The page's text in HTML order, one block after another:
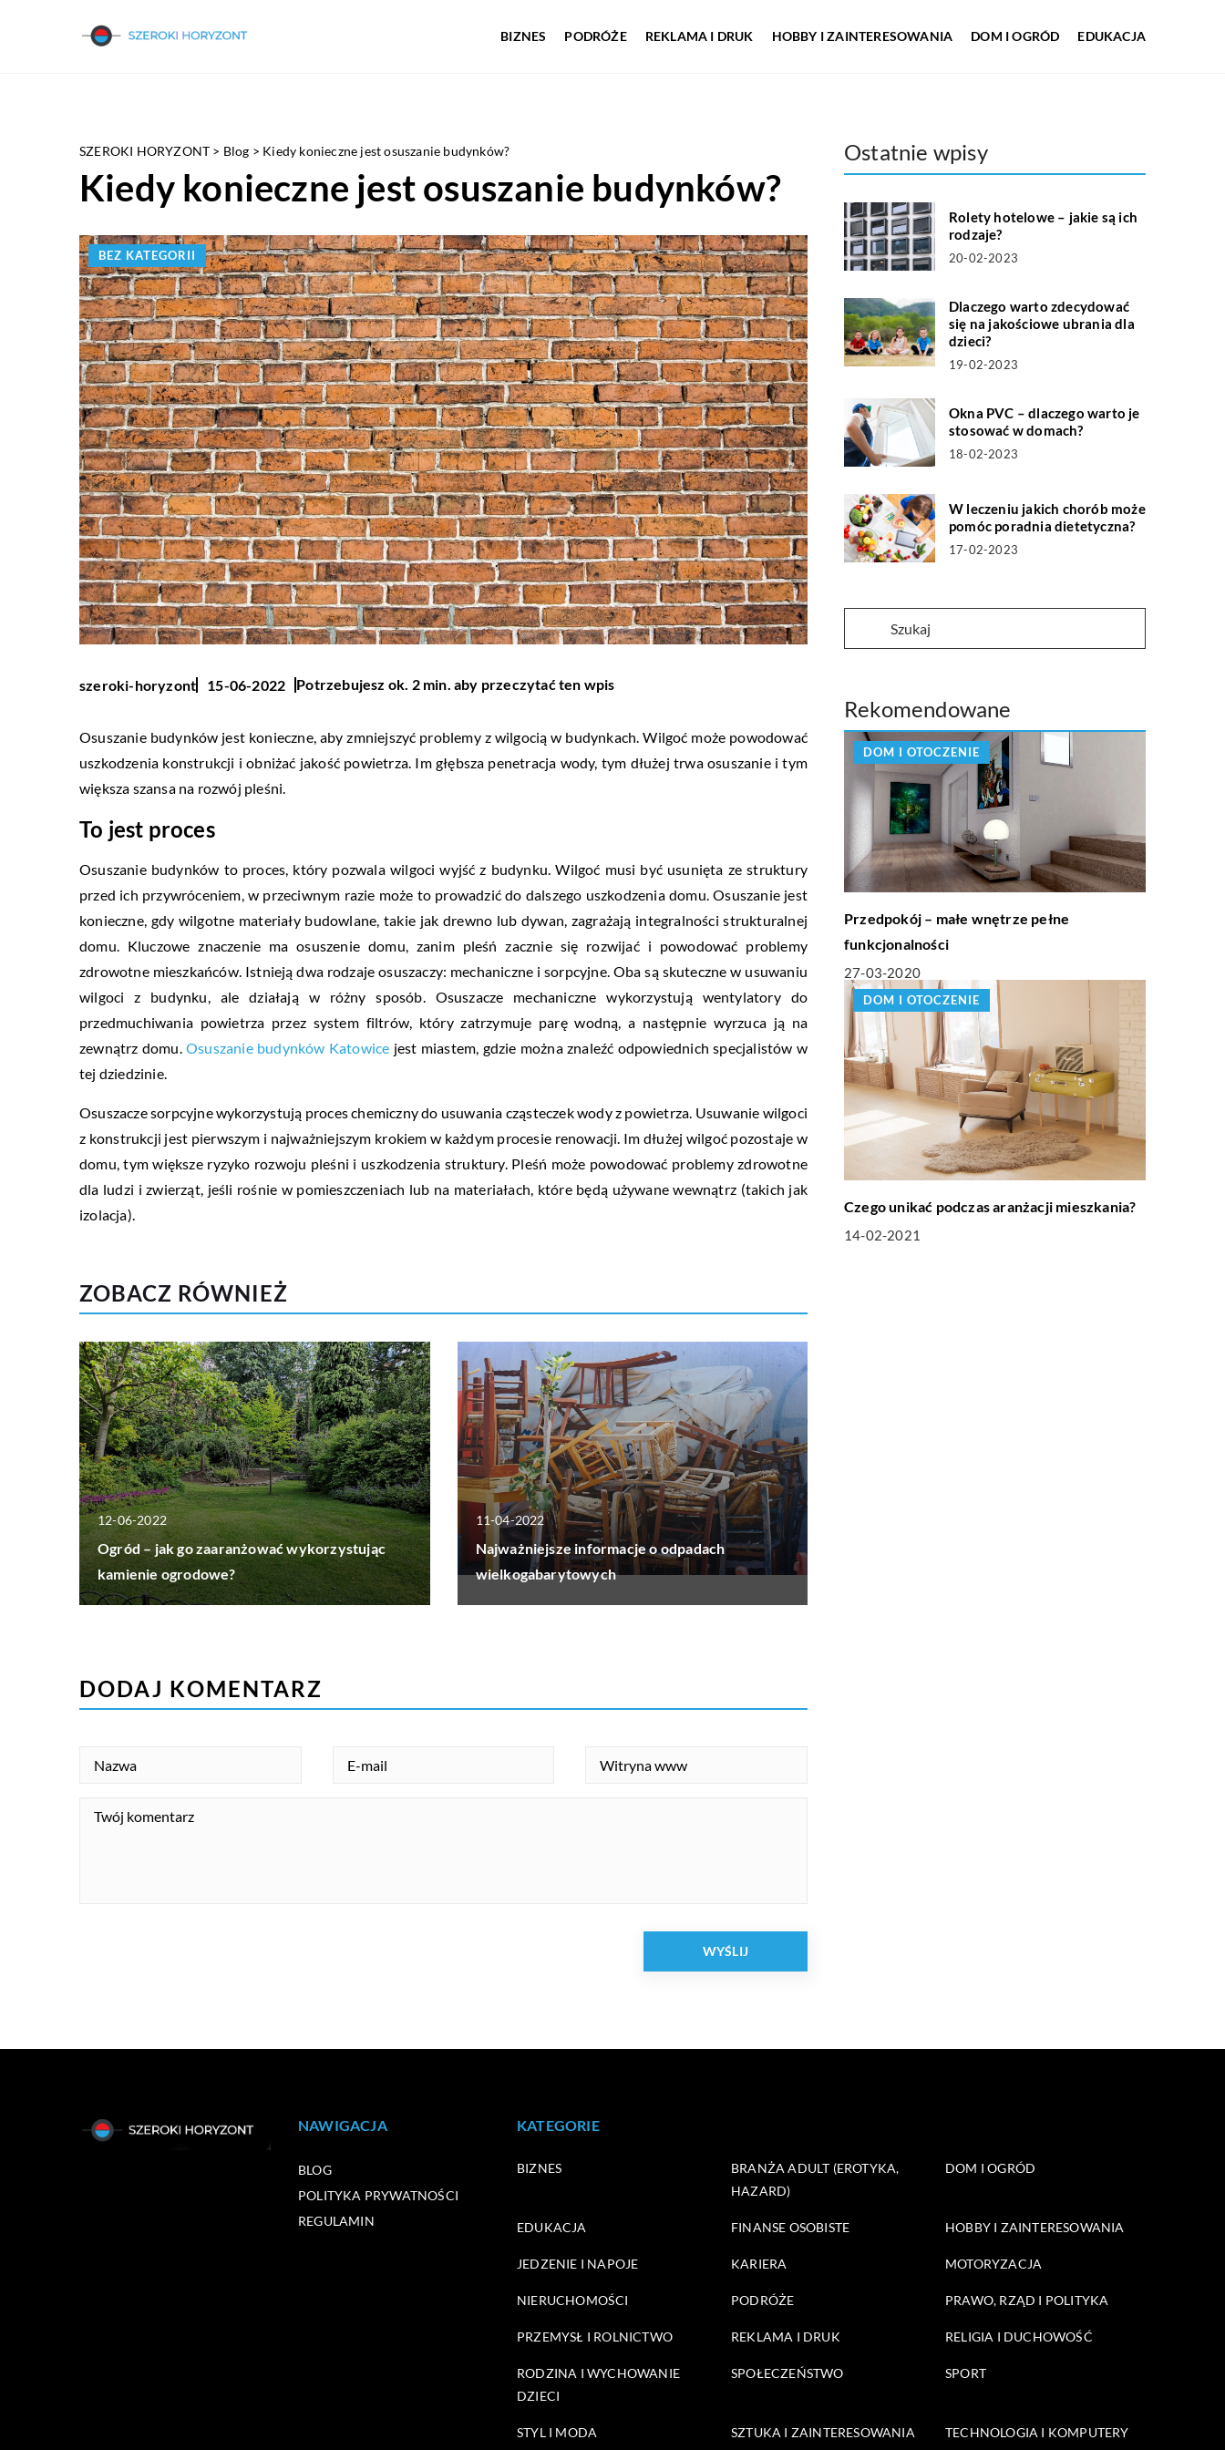
BIZNES PODRÓŻE REKLAMA I DRUK HOBBY I ZAINTERESOWANIA DOM I OGRÓD EDUKACJA
SZEROKI HORYZONT > Blog > Kiedy konieczne jest osuszanie budynków?
Kiedy konieczne jest osuszanie budynków?
BEZ KATEGORII
szeroki-horyzont 15-06-2022 Potrzebujesz ok. 2 min. aby przeczytać ten wpis
Osuszanie budynków jest konieczne, aby zmniejszyć problemy z wilgocią w budynkach. Wilgoć może powodować
uszkodzenia konstrukcji i obniżać jakość powietrza. Im głębsza penetracja wody, tym dłużej trwa osuszanie i tym
większa szansa na rozwój pleśni.
To jest proces
Osuszanie budynków to proces, który pozwala wilgoci wyjść z budynku. Wilgoć musi być usunięta ze struktury
przed ich przywróceniem, w przeciwnym razie może to prowadzić do dalszego uszkodzenia domu. Osuszanie jest
konieczne, gdy wilgotne materiały budowlane, takie jak drewno lub dywan, zagrażają integralności strukturalnej
domu. Kluczowe znaczenie ma osuszenie domu, zanim pleśń zacznie się rozwijać i powodować problemy
zdrowotne mieszkańców. Istnieją dwa rodzaje osuszaczy: mechaniczne i sorpcyjne. Oba są skuteczne w usuwaniu
wilgoci z budynku, ale działają w różny sposób. Osuszacze mechaniczne wykorzystują wentylatory do
przedmuchiwania powietrza przez system filtrów, który zatrzymuje parę wodną, a następnie wyrzuca ją na
zewnątrz domu.Osuszanie budynków Katowice jest miastem, gdzie można znaleźć odpowiednich specjalistów w
tej dziedzinie.
Osuszacze sorpcyjne wykorzystują proces chemiczny do usuwania cząsteczek wody z powietrza. Usuwanie wilgoci
z konstrukcji jest pierwszym i najważniejszym krokiem w każdym procesie renowacji. Im dłużej wilgoć pozostaje w
domu, tym większe ryzyko rozwoju pleśni i uszkodzenia struktury. Pleśń może powodować problemy zdrowotne
dla ludzi i zwierząt, jeśli rośnie w pomieszczeniach lub na materiałach, które będą używane wewnątrz (takich jak
izolacja).
ZOBACZ RÓWNIEŻ
12-06-2022
Ogród – jak go zaaranżować wykorzystując
kamienie ogrodowe?
11-04-2022
Najważniejsze informacje o odpadach
wielkogabarytowych
Ostatnie wpisy
Rolety hotelowe – jakie są ich
rodzaje?
20-02-2023
Dlaczego warto zdecydować
się na jakościowe ubrania dla
dzieci?
19-02-2023
Okna PVC – dlaczego warto je
stosować w domach?
18-02-2023
W leczeniu jakich chorób może
pomóc poradnia dietetyczna?
17-02-2023
Rekomendowane
DOM I OTOCZENIE
Przedpokój – małe wnętrze pełne
funkcjonalności
27-03-2020
DOM I OTOCZENIE
Czego unikać podczas aranżacji mieszkania?
14-02-2021
DODAJ KOMENTARZ
NAWIGACJA
BLOG
POLITYKA PRYWATNOŚCI
REGULAMIN
KATEGORIE
BIZNES
BRANŻA ADULT (EROTYKA,
HAZARD)
DOM I OGRÓD
EDUKACJA FINANSE OSOBISTE HOBBY I ZAINTERESOWANIA
JEDZENIE I NAPOJE KARIERA MOTORYZACJA
NIERUCHOMOŚCI PODRÓŻE PRAWO, RZĄD I POLITYKA
PRZEMYSŁ I ROLNICTWO REKLAMA I DRUK RELIGIA I DUCHOWOŚĆ
RODZINA I WYCHOWANIE
DZIECI
SPOŁECZEŃSTWO SPORT
STYL I MODA SZTUKA I ZAINTERESOWANIA TECHNOLOGIA I KOMPUTERY